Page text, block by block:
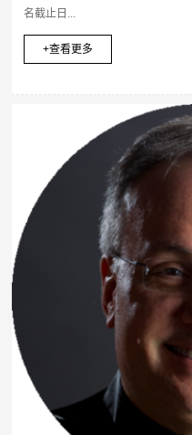
名截止日...
+查看更多